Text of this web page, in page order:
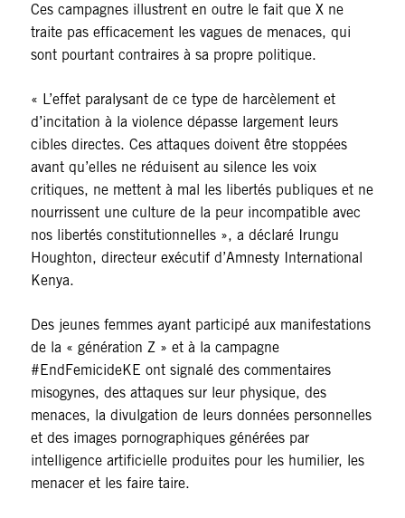
Ces campagnes illustrent en outre le fait que X ne
traite pas efficacement les vagues de menaces, qui
sont pourtant contraires à sa propre politique.
« L’effet paralysant de ce type de harcèlement et
d’incitation à la violence dépasse largement leurs
cibles directes. Ces attaques doivent être stoppées
avant qu’elles ne réduisent au silence les voix
critiques, ne mettent à mal les libertés publiques et ne
nourrissent une culture de la peur incompatible avec
nos libertés constitutionnelles », a déclaré Irungu
Houghton, directeur exécutif d’Amnesty International
Kenya.
Des jeunes femmes ayant participé aux manifestations
de la « génération Z » et à la campagne
#EndFemicideKE ont signalé des commentaires
misogynes, des attaques sur leur physique, des
menaces, la divulgation de leurs données personnelles
et des images pornographiques générées par
intelligence artificielle produites pour les humilier, les
menacer et les faire taire.